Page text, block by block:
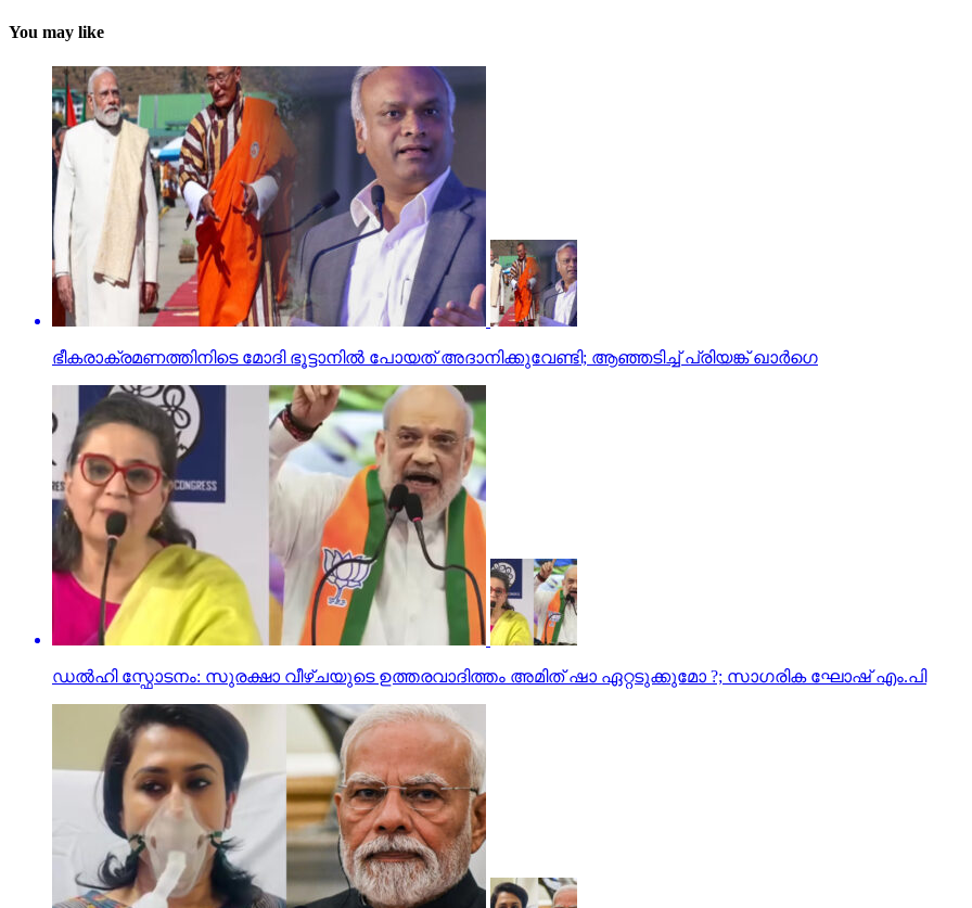
You may like
ഭീകരാക്രമണത്തിനിടെ മോദി ഭൂട്ടാനില്‍ പോയത് അദാനിക്കുവേണ്ടി; ആഞ്ഞടിച്ച് പ്രിയങ്ക് ഖാര്‍ഗെ
ഡൽഹി സ്ഫോടനം: സുരക്ഷാ വീഴ്ചയുടെ ഉത്തരവാദിത്തം അമിത് ഷാ ഏറ്റടുക്കുമോ ?; സാഗരിക ഘോഷ് എം.പി